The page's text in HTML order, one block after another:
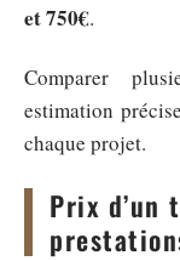
et 750€.
Comparer
estimation
chaque projet.
Prix d’un